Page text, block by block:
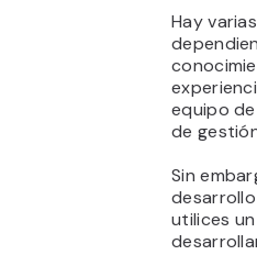
Hay
equipo
de
Sin
utilices